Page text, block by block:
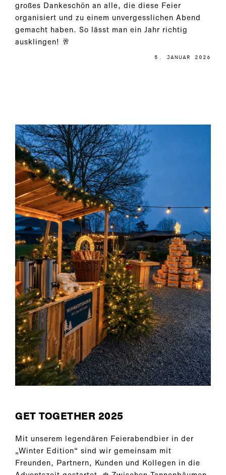
großes Dankeschön an alle, die diese Feier
organisiert und zu einem unvergesslichen Abend
gemacht haben. So lässt man ein Jahr richtig
ausklingen! 🥂
5. JANUAR 2026
GET TOGETHER 2025
Mit unserem legendären Feierabendbier in der
„Winter Edition“ sind wir gemeinsam mit
Freunden, Partnern, Kunden und Kollegen in die